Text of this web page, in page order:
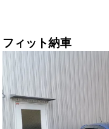
フィット納車